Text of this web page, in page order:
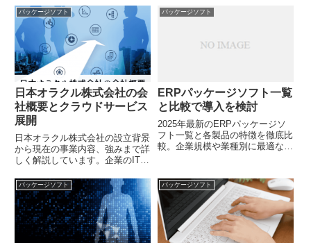
念、提供サービスの特徴を徹底解
説しています。あなたの企業に最
適なERPソリューションを探す
ヒントになるのではないでしょう
か？
る効果とは？あなたの自治体に最
適なシステムはどのように選べば
パッケージソフト
日本オラクル株式会社の会
社概要とクラウドサービス
展開
日本オラクル株式会社の設立背景
から現在の事業内容、強みまで詳
しく解説しています。企業のITシ
としての実績と特徴を知ること
で、自社のデジタル戦略に最適な
ソリューションを見つけられるの
ではないでしょうか？
パッケージソフト
ERPパッケージソフト一覧
と比較で導入を検討
2025年最新のERPパッケージソ
フト一覧と各製品の特徴を徹底比
較。企業規模や業種別に最適な
パッケージはどれでしょうか？
パッケージソフト パッケージソフト